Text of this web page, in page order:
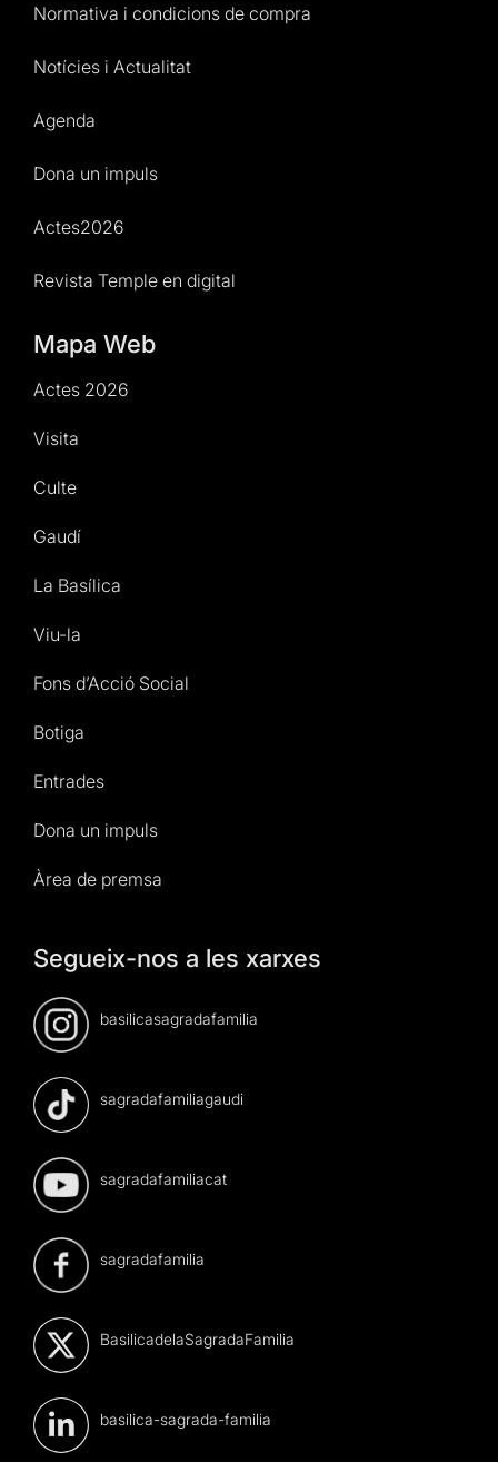
Normativa i condicions de compra
Notícies i Actualitat
Agenda
Dona un impuls
Actes2026
Revista Temple en digital
Mapa Web
Actes 2026
Visita
Culte
Gaudí
La Basílica
Viu-la
Fons d’Acció Social
Botiga
Entrades
Dona un impuls
Àrea de premsa
Segueix-nos a les xarxes
basilicasagradafamilia
sagradafamiliagaudi
sagradafamiliacat
sagradafamilia
BasilicadelaSagradaFamilia
basilica-sagrada-familia